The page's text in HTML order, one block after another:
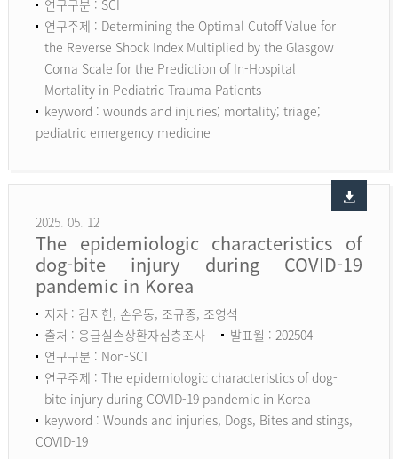
연구구분 : SCI
연구주제 : Determining the Optimal Cutoff Value for
the Reverse Shock Index Multiplied by the Glasgow
Coma Scale for the Prediction of In-Hospital
Mortality in Pediatric Trauma Patients
keyword : wounds and injuries; mortality; triage;
pediatric emergency medicine
2025. 05. 12
The epidemiologic characteristics of
dog-bite injury during COVID-19
pandemic in Korea
저자 : 김지헌, 손유동, 조규종, 조영석
출처 : 응급실손상환자심층조사
발표월 : 202504
연구구분 : Non-SCI
연구주제 : The epidemiologic characteristics of dog-
bite injury during COVID-19 pandemic in Korea
keyword : Wounds and injuries, Dogs, Bites and stings,
COVID-19